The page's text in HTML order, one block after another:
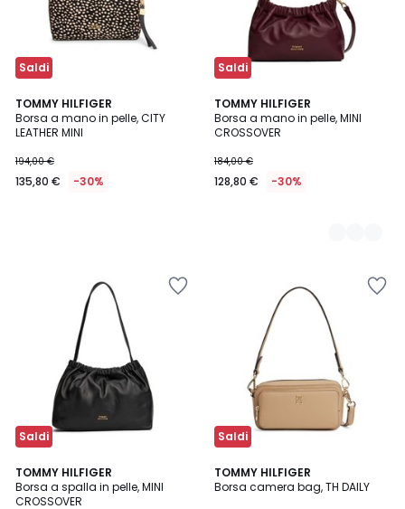
Saldi
TOMMY HILFIGER
Borsa a mano in pelle, CITY
LEATHER MINI
194,00 €
135,80 € -30%
Saldi
TOMMY HILFIGER
Borsa a mano in pelle, MINI
CROSSOVER
184,00 €
128,80 € -30%
2
Colori
Saldi
TOMMY HILFIGER
Borsa a spalla in pelle, MINI
CROSSOVER
Saldi
TOMMY HILFIGER
Borsa camera bag, TH DAILY